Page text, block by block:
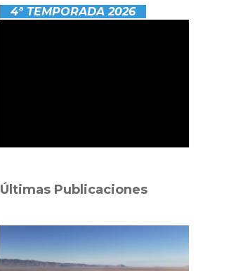
4ª TEMPORADA 2026
Últimas Publicaciones